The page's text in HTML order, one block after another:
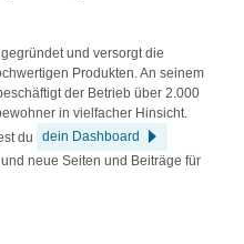
und versorgt die
Produkten. An seinem
der Betrieb über 2.000
in vielfacher Hinsicht.
du
dein Dashboard
neue Seiten und Beiträge für